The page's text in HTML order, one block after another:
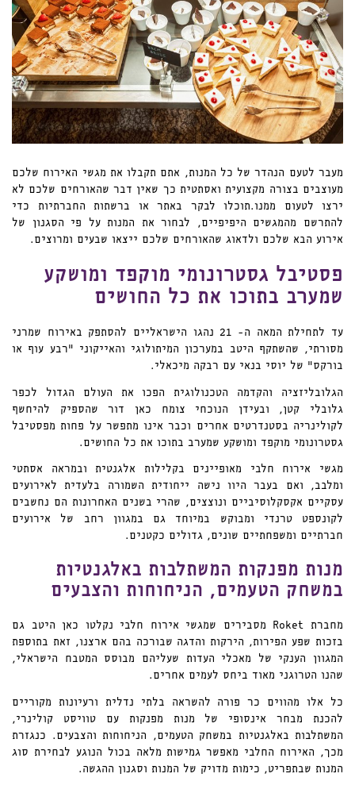
מעבר לטעם הנהדר של כל המנות, אתם תקבלו את מגשי האירוח שלכם
מעוצבים בצורה מקצועית ואסתטית כך שאין דבר שהאורחים שלכם לא
ירצו לטעום ממנו.תוכלו לבקר באתר או ברשתות החברתיות כדי
להתרשם מהמגשים היפיפיים, לבחור את המנות על פי הסגנון של
אירוע הבא שלכם ולדאוג שהאורחים שלכם ייצאו שבעים ומרוצים.
פסטיבל גסטרונומי מוקפד ומושקע
שמערב בתוכו את כל החושים
עד לתחילת המאה ה- 21 נהגו הישראליים להסתפק באירוח שמרני
מסורתי, שהשתקף היטב במערכון המיתולוגי והאייקוני "רבע עוף או
בורקס" של יוסי בנאי עם רבקה מיכאלי.
הגלובליזציה והקדמה הטכנולוגית הפכו את העולם הגדול לכפר
גלובלי קטן, ובעידן הנוכחי צומח כאן דור שהספיק להיחשף
לקולינריה בסטנדרטים אחרים וכבר אינו מתפשר על פחות מפסטיבל
גסטרונומי מוקפד ומושקע שמערב בתוכו את כל החושים.
מגשי אירוח חלבי מאופיינים בקלילות אלגנטית ובמראה אסתטי
ומלבב, ואם בעבר היוו נישה ייחודית השמורה בלעדית לאירועים
עסקיים אקסקלוסיביים ונוצצים, שהרי בשנים האחרונות הם נחשבים
לקונספט טרנדי ומבוקש במיוחד גם במגוון רחב של אירועים
חברתיים ומשפחתיים שונים, גדולים כקטנים.
מנות מפנקות המשתלבות באלגנטיות
במשחק הטעמים, הניחוחות והצבעים
מחברת Roket מסבירים שמגשי אירוח חלבי נקלטו כאן היטב גם
בזכות שפע הפירות, הירקות והדגה שבורכה בהם ארצנו, זאת בתוספת
המגוון הענקי של מאכלי העדות שעליהם מבוסס המטבח הישראלי,
שהנו הטרוגני מאוד ביחס לעמים אחרים.
כל אלו מהווים כר פורה להשראה בלתי נדלית ורעיונות מקוריים
להכנת מבחר אינסופי של מנות מפנקות עם טוויסט קולינרי,
המשתלבות באלגנטיות במשחק הטעמים, הניחוחות והצבעים. כנגזרת
מכך, האירוח החלבי מאפשר גמישות מלאה בכול הנוגע לבחירת סוג
המנות שבתפריט, כימות מדויק של המנות וסגנון ההגשה.